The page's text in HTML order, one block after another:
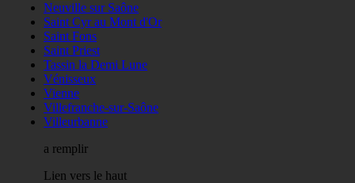
Neuville sur Saône
Saint Cyr au Mont d'Or
Saint Fons
Saint Priest
Tassin la Demi Lune
Vénisseux
Vienne
Villefranche-sur-Saône
Villeurbanne
a remplir
Lien vers le haut